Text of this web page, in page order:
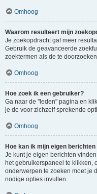
Omhoog
Waarom resulteert mijn
Je zoekopdracht gaf meer
Gebruik de geavanceerde
zoektermen als de te
Omhoog
Hoe zoek ik een gebruiker?
Ga naar de "leden" pagina en
je de voor zichzelf sprekende
Omhoog
Hoe kan ik mijn eigen
Je kunt je eigen berichten
het gebruikerspaneel te klikken,
onderwerpen te zoeken moet je
nodige opties invullen.